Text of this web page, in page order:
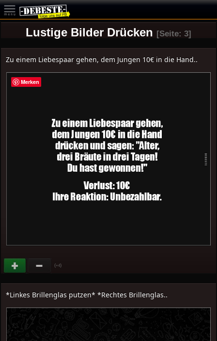
Lustige Bilder Drücken [Seite: 3]
Zu einem Liebespaar gehen, dem Jungen 10€ in die Hand..
(+4)
*Linkes Brillenglas putzen* *Rechtes Brillenglas..
Merken